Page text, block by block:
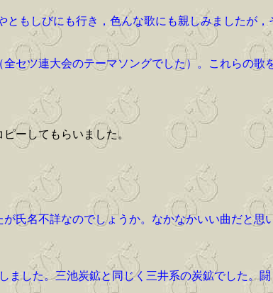
もしびにも行き，色んな歌にも親しみましたが，
セツ連大会のテーマソングでした）。これらの歌
ーしてもらいました。
氏名不詳なのでしょうか。なかなかいい曲だと思
した。三池炭鉱と同じく三井系の炭鉱でした。